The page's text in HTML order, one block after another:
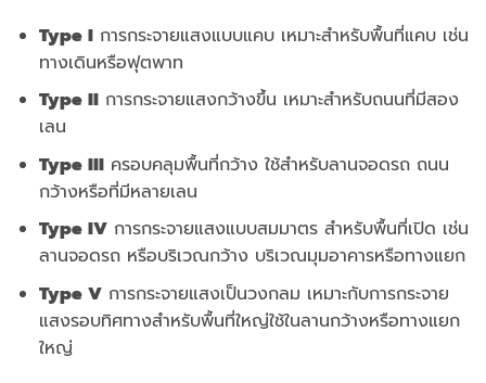
Type Iการกระจายแสงแบบแคบ เหมาะสำหรับพื้นที่แคบ เช่น
ทางเดินหรือฟุตพาท
Type IIการกระจายแสงกว้างขึ้น เหมาะสำหรับถนนที่มีสอง
เลน
Type IIIครอบคลุมพื้นที่กว้าง ใช้สำหรับลานจอดรถ ถนน
กว้างหรือที่มีหลายเลน
Type IVการกระจายแสงแบบสมมาตร สำหรับพื้นที่เปิด เช่น
ลานจอดรถ หรือบริเวณกว้าง บริเวณมุมอาคารหรือทางแยก
Type Vการกระจายแสงเป็นวงกลม เหมาะกับการกระจาย
แสงรอบทิศทางสำหรับพื้นที่ใหญ่ใช้ในลานกว้างหรือทางแยก
ใหญ่